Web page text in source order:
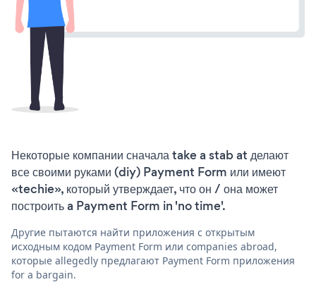
Некоторые компании сначала take a stab at делают
все своими руками (diy) Payment Form или имеют
«techie», который утверждает, что он / она может
построить a Payment Form in 'no time'.
Другие пытаются найти приложения с открытым
исходным кодом Payment Form или companies abroad,
которые allegedly предлагают Payment Form приложения
for a bargain.